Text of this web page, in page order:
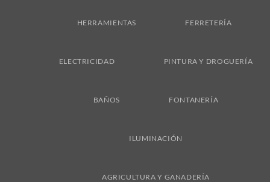
HERRAMIENTAS FERRETERÍA
ELECTRICIDAD PINTURA Y DROGUERÍA
BAÑOS FONTANERÍA
ILUMINACIÓN
AGRICULTURA Y GANADERÍA